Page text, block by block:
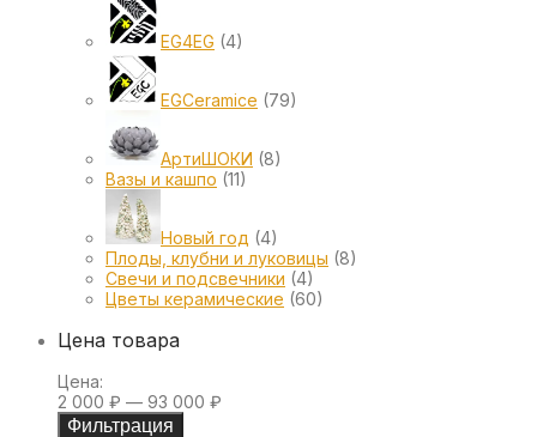
EG4EG (4)
EGCeramice (79)
АртиШОКИ (8)
Вазы и кашпо (11)
Новый год (4)
Плоды, клубни и луковицы (8)
Свечи и подсвечники (4)
Цветы керамические (60)
Цена товара
Цена:
2 000 ₽ — 93 000 ₽
Фильтрация